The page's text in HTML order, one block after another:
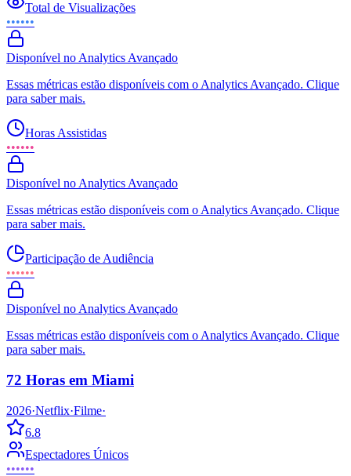
Total de Visualizações
••••••
Disponível no Analytics Avançado
Essas métricas estão disponíveis com o Analytics Avançado. Clique
para saber mais.
Horas Assistidas
••••••
Disponível no Analytics Avançado
Essas métricas estão disponíveis com o Analytics Avançado. Clique
para saber mais.
Participação de Audiência
••••••
Disponível no Analytics Avançado
Essas métricas estão disponíveis com o Analytics Avançado. Clique
para saber mais.
72 Horas em Miami
2026·Netflix·Filme·
6.8
Espectadores Únicos
••••••